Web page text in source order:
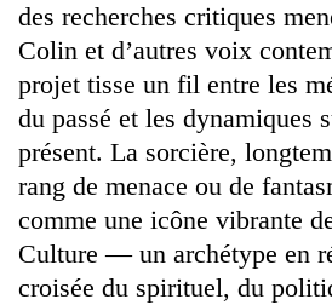
des recherches critiques
Colin et d’autres voix
projet tisse un fil entre les
du passé et les dynamiques
présent. La sorcière,
rang de menace ou de
comme une icône vibrante
Culture — un archétype en
croisée du spirituel, du